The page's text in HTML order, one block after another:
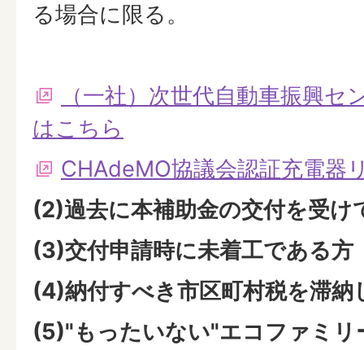
る場合に限る。
（一社）次世代自動車振興セ
はこちら
CHAdeMO協議会認証充電器
(2)過去に本補助金の交付を受け
(3)交付申請時に未着工である方
(4)納付すべき市区町村税を滞納
(5)"もったいない"エコファミリ